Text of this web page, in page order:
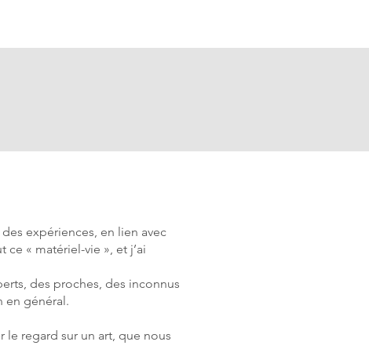
expériences, en lien avec
ce « matériel-vie », et j’ai
des proches, des inconnus
en général.
le regard sur un art, que nous